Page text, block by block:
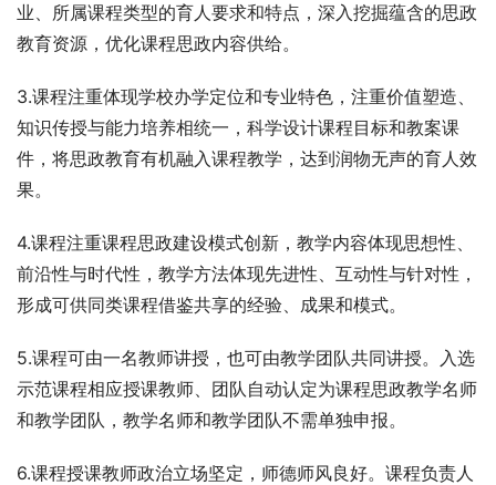
业、所属课程类型的育人要求和特点，深入挖掘蕴含的思政
教育资源，优化课程思政内容供给。
3.课程注重体现学校办学定位和专业特色，注重价值塑造、
知识传授与能力培养相统一，科学设计课程目标和教案课
件，将思政教育有机融入课程教学，达到润物无声的育人效
果。
4.课程注重课程思政建设模式创新，教学内容体现思想性、
前沿性与时代性，教学方法体现先进性、互动性与针对性，
形成可供同类课程借鉴共享的经验、成果和模式。
5.课程可由一名教师讲授，也可由教学团队共同讲授。入选
示范课程相应授课教师、团队自动认定为课程思政教学名师
和教学团队，教学名师和教学团队不需单独申报。
6.课程授课教师政治立场坚定，师德师风良好。课程负责人